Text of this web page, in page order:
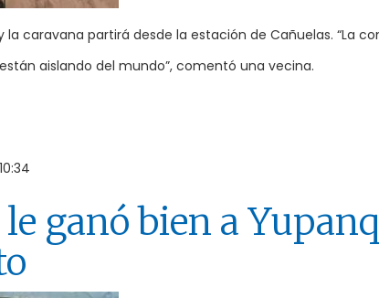
la caravana partirá desde la estación de Cañuelas. “La
aislando del mundo”, comentó una vecina.
le ganó bien a